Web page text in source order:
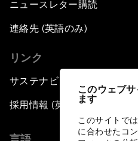
このウェブ
ます
このサイトで
に合わせたコ
ニュースレター購読
連絡先 (英語のみ)
リンク
サステナビリティへの取り組
採用情報 (英語のみ)